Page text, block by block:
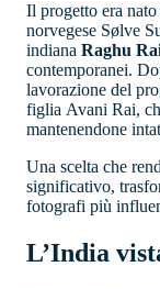
Il progetto era
norvegese Sølve
indiana Raghu
contemporanei.
lavorazione del
figlia Avani Rai,
mantenendone
Una scelta che
significativo,
fotografi più
L’India